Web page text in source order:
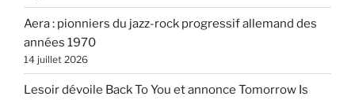
Aera : pionniers du jazz-rock progressif allemand des
années 1970
14 juillet 2026
Lesoir dévoile Back To You et annonce Tomorrow Is